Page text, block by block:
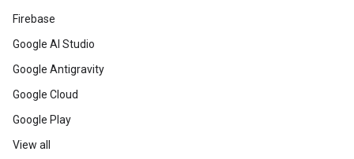
Firebase
Google AI Studio
Google Antigravity
Google Cloud
Google Play
View all